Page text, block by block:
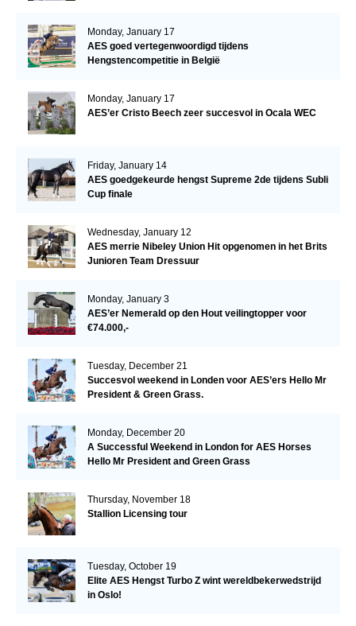
Monday, January 17
AES goed vertegenwoordigd tijdens
Hengstencompetitie in België
Monday, January 17
AES’er Cristo Beech zeer succesvol in Ocala WEC
Friday, January 14
AES goedgekeurde hengst Supreme 2de tijdens Subli
Cup finale
Wednesday, January 12
AES merrie Nibeley Union Hit opgenomen in het Brits
Junioren Team Dressuur
Monday, January 3
AES’er Nemerald op den Hout veilingtopper voor
€74.000,-
Tuesday, December 21
Succesvol weekend in Londen voor AES’ers Hello Mr
President & Green Grass.
Monday, December 20
A Successful Weekend in London for AES Horses
Hello Mr President and Green Grass
Thursday, November 18
Stallion Licensing tour
Tuesday, October 19
Elite AES Hengst Turbo Z wint wereldbekerwedstrijd
in Oslo!